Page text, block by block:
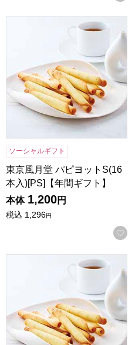
東京風月堂 パピヨットS(16
ソーシャルギフト
東京風月堂 パピヨットS(16
本入)[PS]【年間ギフト】
本体 1,200円
税込 1,296円
東京風月堂 パピヨットL(32本